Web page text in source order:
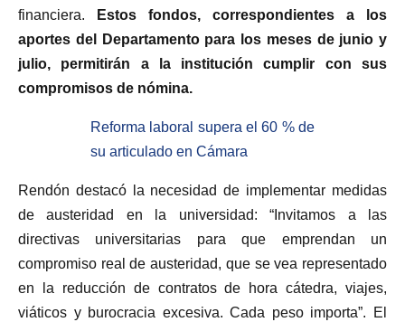
financiera.
Estos fondos, correspondientes a los
aportes del Departamento para los meses de junio y
julio, permitirán a la institución cumplir con sus
compromisos de nómina.
Reforma laboral supera el 60 % de
su articulado en Cámara
Rendón destacó la necesidad de implementar medidas
de austeridad en la universidad: “Invitamos a las
directivas universitarias para que emprendan un
compromiso real de austeridad, que se vea representado
en la reducción de contratos de hora cátedra, viajes,
viáticos y burocracia excesiva. Cada peso importa”. El